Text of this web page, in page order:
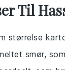
Til
størrelse
smør,